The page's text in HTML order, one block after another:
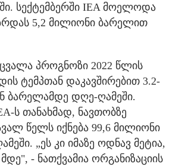
სექტემბერში IEA მოელოდა
5,2 მილიონი ბარელით
პროგნოზი 2022 წლის
ტემპთან დაკავშირებით 3.2-
ბარელამდე დღე-ღამეში.
ს თანახმად, ნავთობზე
წელს იქნება 99,6 მილიონი
„ეს კი იმაზე ოდნავ მეტია,
- ნათქვამია ორგანიზაციის